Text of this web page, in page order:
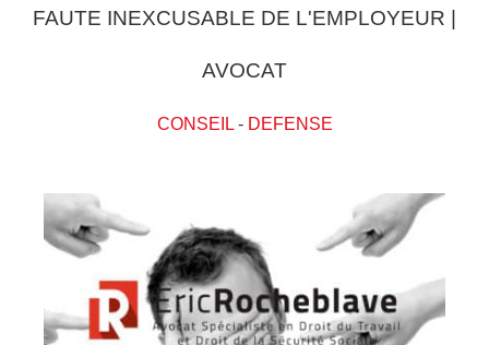
FAUTE INEXCUSABLE DE L'EMPLOYEUR |
AVOCAT
CONSEIL- DEFENSE